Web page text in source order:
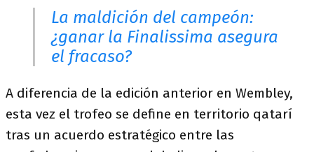
La maldición del campeón:
¿ganar la Finalissima asegura
el fracaso?
A diferencia de la edición anterior en Wembley,
esta vez el trofeo se define en territorio qatarí
tras un acuerdo estratégico entre las